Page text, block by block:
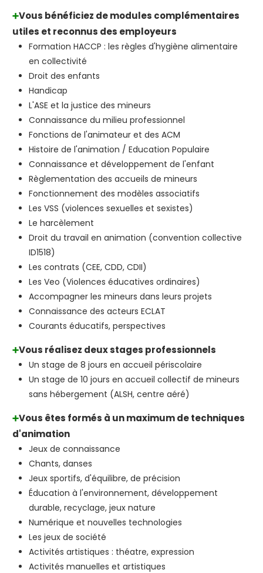
➕Vous bénéficiez de modules complémentaires
utiles et reconnus des employeurs
Formation HACCP : les règles d'hygiène alimentaire
en collectivité
Droit des enfants
Handicap
L'ASE et la justice des mineurs
Connaissance du milieu professionnel
Fonctions de l'animateur et des ACM
Histoire de l'animation / Education Populaire
Connaissance et développement de l'enfant
Règlementation des accueils de mineurs
Fonctionnement des modèles associatifs
Les VSS (violences sexuelles et sexistes)
Le harcèlement
Droit du travail en animation (convention collective
ID1518)
Les contrats (CEE, CDD, CDII)
Les Veo (Violences éducatives ordinaires)
Accompagner les mineurs dans leurs projets
Connaissance des acteurs ECLAT
Courants éducatifs, perspectives
➕Vous réalisez deux stages professionnels
Un stage de 8 jours en accueil périscolaire
Un stage de 10 jours en accueil collectif de mineurs
sans hébergement (ALSH, centre aéré)
➕Vous êtes formés à un maximum de techniques
d'animation
Jeux de connaissance
Chants, danses
Jeux sportifs, d'équilibre, de précision
Éducation à l'environnement, développement
durable, recyclage, jeux nature
Numérique et nouvelles technologies
Les jeux de société
Activités artistiques : théatre, expression
Activités manuelles et artistiques